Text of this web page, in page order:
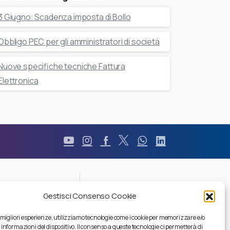
Gestisci Consenso Cookie
esperienze, utilizziamo tecnologie come i cookie per memorizzare e/o
del dispositivo. Il consenso a queste tecnologie ci permetterà di
Giugno: Scadenza imposta di Bollo
PEC per gli amministratori di società
specifiche tecniche Fattura
Pec
Certificazioni